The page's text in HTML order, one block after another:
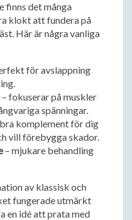
finns det många
klokt att fundera på
Här är några vanliga
för avslappning
– fokuserar på muskler
spänningar.
komplement för dig
vill förebygga skador.
– mjukare behandling
av klassisk och
fungerade utmärkt
en idé att prata med